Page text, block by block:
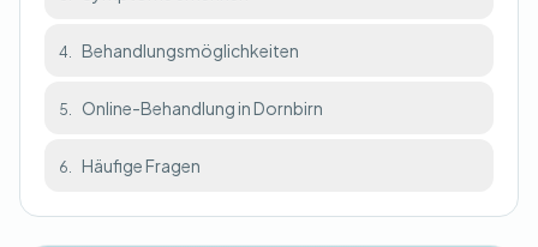
4. Behandlungsmöglichkeiten
5. Online-Behandlung in Dornbirn
6. Häufige Fragen